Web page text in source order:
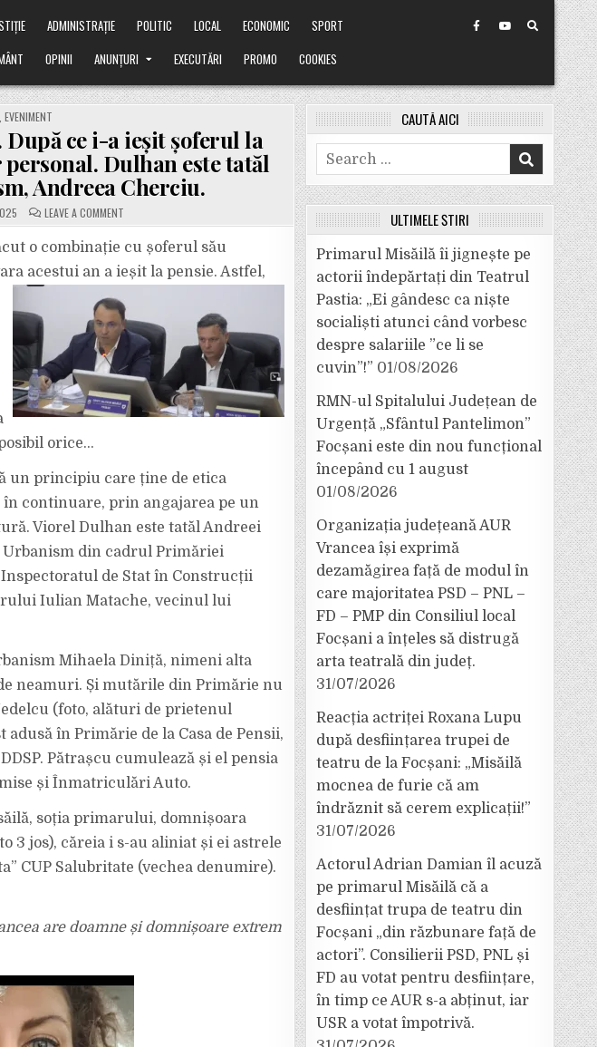
ADMINISTRAȚIE POLITIC LOCAL ECONOMIC
SPORT
OPINII ANUNȚURI EXECUTĂRI PROMO COOKIES
,EVENIMENT
După ce i-a ieșit șoferul la
Dulhan este tatăl
Andreea Cherciu.
LEAVE A COMMENT
MISĂILĂ
FĂCUT
O
ROMÂNEASCĂ.
DUPĂ
CE
A
IEȘIT
ȘOFERUL
LA
PENSIE,
L-
A
REANGAJAT
CONSILIER
PERSONAL.
DULHAN
DE
LA
URBANISM,
ANDREEA
o combinație cu șoferul său
acestui an a ieșit la pensie. Astfel,
orice…
un principiu care ține de etica
continuare, prin angajarea pe un
Viorel Dulhan este tatăl Andreei
din cadrul Primăriei
de Stat în Construcții
Iulian Matache, vecinul lui
Mihaela Diniță, nimeni alta
neamuri. Și mutările din Primărie nu
(foto, alături de prietenul
în Primărie de la Casa de Pensii,
Pătrașcu cumulează și el pensia
și Înmatriculări Auto.
soția primarului, domnișoara
3 jos), căreia i s-au aliniat și ei astrele
CUP Salubritate (vechea denumire).
are doamne și domnișoare extrem
CAUTĂ AICI
Search
for:
ULTIMELE ȘTIRI
Primarul Misăilă îi jignește pe
actorii îndepărtați din Teatrul
Pastia: „Ei gândesc ca niște
socialiști atunci când vorbesc
despre salariile ”ce li se
cuvin”!” 01/08/2026
RMN-ul Spitalului Județean de
Urgență „Sfântul Pantelimon”
Focșani este din nou funcțional
începând cu 1 august
01/08/2026
Organizația județeană AUR
Vrancea își exprimă
dezamăgirea față de modul în
care majoritatea PSD – PNL –
FD – PMP din Consiliul local
Focșani a înțeles să distrugă
arta teatrală din județ.
31/07/2026
Reacția actriței Roxana Lupu
după desființarea trupei de
teatru de la Focșani: „Misăilă
mocnea de furie că am
îndrăznit să cerem explicații!”
31/07/2026
Actorul Adrian Damian îl acuză
pe primarul Misăilă că a
desființat trupa de teatru din
Focșani „din răzbunare față de
actori”. Consilierii PSD, PNL și
FD au votat pentru desființare,
în timp ce AUR s-a abținut, iar
USR a votat împotrivă.